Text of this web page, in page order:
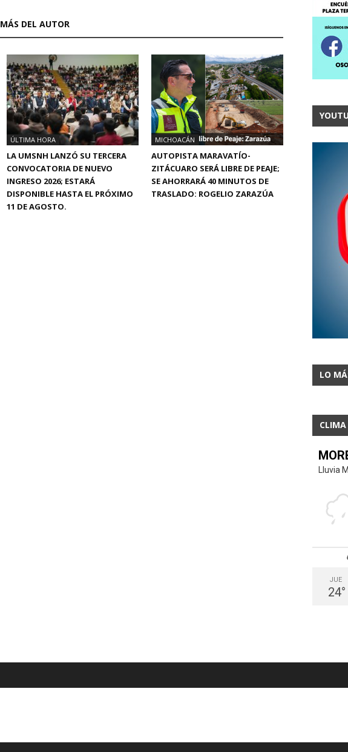
MÁS DEL AUTOR
ÚLTIMA HORA
LA UMSNH LANZÓ SU TERCERA
CONVOCATORIA DE NUEVO
INGRESO 2026; ESTARÁ
DISPONIBLE HASTA EL PRÓXIMO
11 DE AGOSTO.
MICHOACÁN
AUTOPISTA MARAVATÍO-
ZITÁCUARO SERÁ LIBRE DE PEAJE;
SE AHORRARÁ 40 MINUTOS DE
TRASLADO: ROGELIO ZARAZÚA
LO
CLIMA
Lluvia
JUE
24°